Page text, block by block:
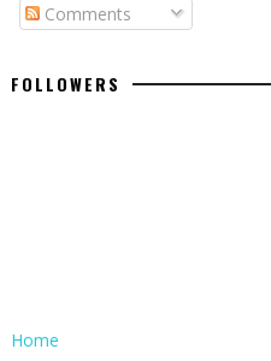
Comments
FOLLOWERS
Home